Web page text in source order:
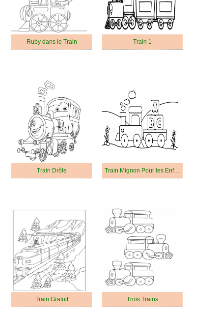
Ruby dans le Train Train 1
Train Drôle Train Mignon Pour les Enfants
Train Gratuit Trois Trains